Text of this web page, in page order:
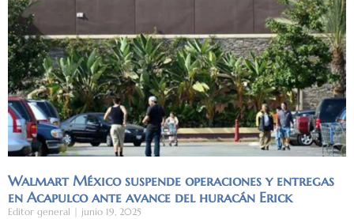
Walmart México suspende operaciones y entregas
en Acapulco ante avance del huracán Erick
Editor general junio 19, 2025